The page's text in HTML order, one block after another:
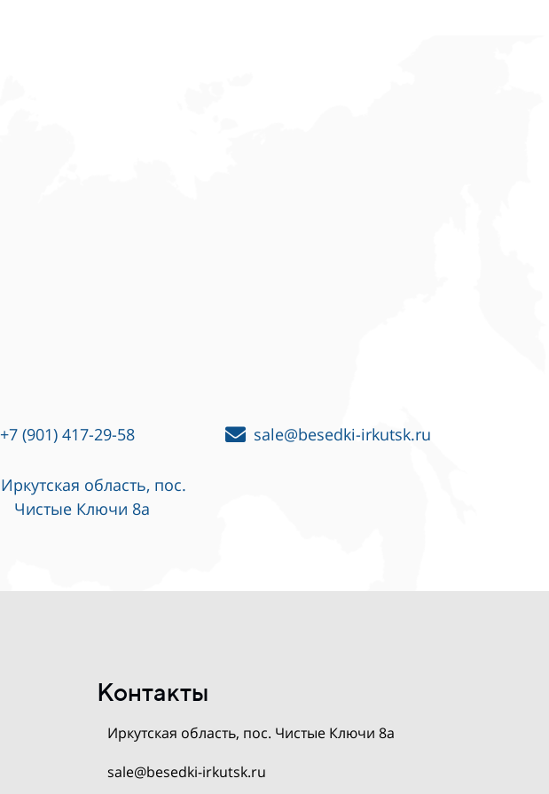
+7 (901) 417-29-58 sale@besedki-irkutsk.ru
Иркутская область, пос.
Чистые Ключи 8а
Контакты
Иркутская область, пос. Чистые Ключи 8а
sale@besedki-irkutsk.ru